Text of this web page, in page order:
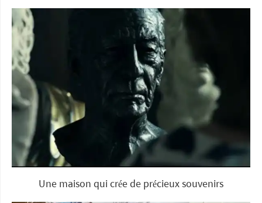
Une maison qui crée de précieux souvenirs